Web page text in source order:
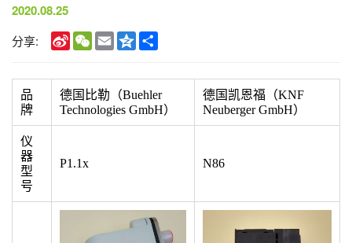
2020.08.25
分享: Sina
Weibo
WeChat
EmailQzone
品
牌
德国比勒（Buehler
Technologies GmbH）
德国凯恩福（KNF
Neuberger GmbH）
仪
器
型
号
P1.1x N86